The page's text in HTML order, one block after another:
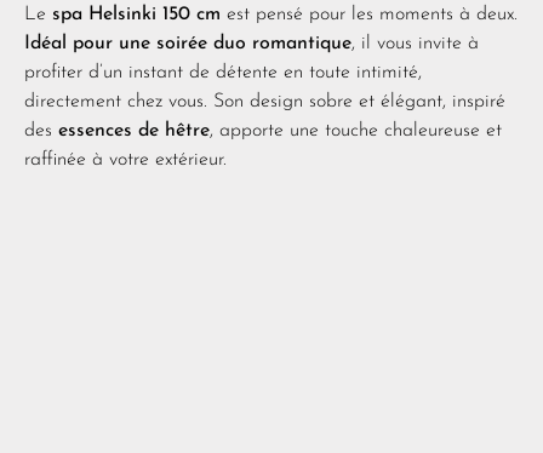
Le spa Helsinki 150 cm est pensé pour les moments à deux.
Idéal pour une soirée duo romantique, il vous invite à
profiter d’un instant de détente en toute intimité,
directement chez vous. Son design sobre et élégant, inspiré
des essences de hêtre, apporte une touche chaleureuse et
raffinée à votre extérieur.